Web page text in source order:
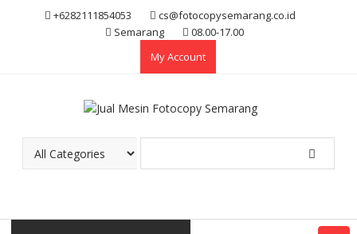
+6282111854053
cs@fotocopysemarang.co.id
Semarang
08.00-17.00
My Account